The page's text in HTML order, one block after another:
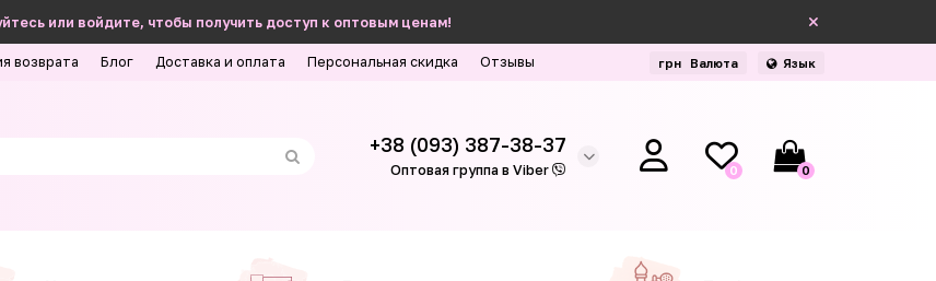
или войдите, чтобы получить доступ к оптовым ценам!
возврата Блог Доставка и оплата Персональная скидка Отзывы грн Валюта Язык
+38 (093) 387-38-37
Оптовая группа в Viber 0 0